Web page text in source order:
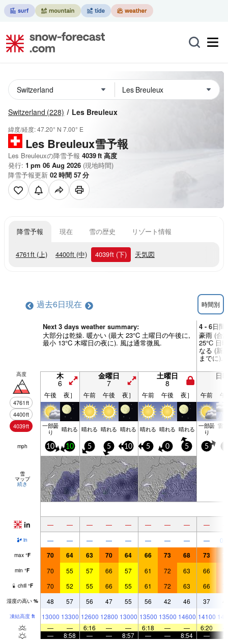
Switzerland (228) Les Breuleux
緯度/経度:47.20° N 7.00° E
Les Breuleux雪予報
Les Breuleuxの降雪予報 4039ft 高度
発行: 1 pm 06 Aug 2026 (現地時間)
降雪予報更新 02時間 57分
降雪予報 現在 雪の歴史 リゾート情報
4761ft (上) 4400ft (中) 4039ft (下) 天気図
過去6日現在 時間別
Next 3 days weather summary:
大部分は乾燥. 暖かい (最大 23°C 土曜日の午後に,
最小 13°C 木曜日の夜に). 風は通常微風.
4 - 6日
豪雨 (合
25°C 日
なる (新
までに).
高度
4761ft
4400ft
4039ft
木
6
金曜日
7
土曜日
8
日
午後 夜］ 午前 午後 夜］ 午前 午後 夜］ 午前 午
一部曇
り 晴れる 晴れる 晴れる 晴れる 晴れる 晴れる 晴れる 一部曇
り
雷
mph 10 10 5 5 10 5 0 5 5
雪
マップ
続き
in — — — — — — — — —
in — — — — — — — — —
max °F 70 64 63 70 64 66 73 68 73
min °F 70 55 57 66 57 61 72 63 66
chill °F 70 52 55 66 55 61 72 63 66
湿度の高い % 48 57 56 47 55 56 42 46 37
凍結高度 ft 13000 13300 12600 12800 13000 13500 13500 14600 14100
—
— 6:16 — — 6:18 — — 6:20
—
8:58 — — 8:57 — — 8:54 —